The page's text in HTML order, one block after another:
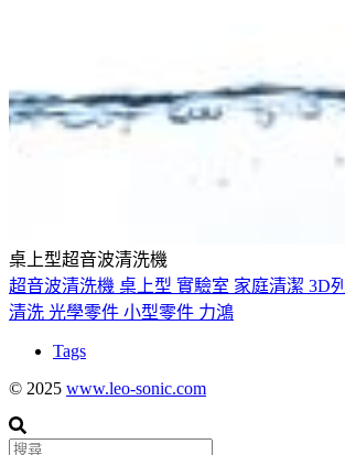
桌上型超音波清洗機
超音波清洗機 桌上型 實驗室 家庭清潔 3D
清洗 光學零件 小型零件 力鴻
Tags
© 2025 www.leo-sonic.com